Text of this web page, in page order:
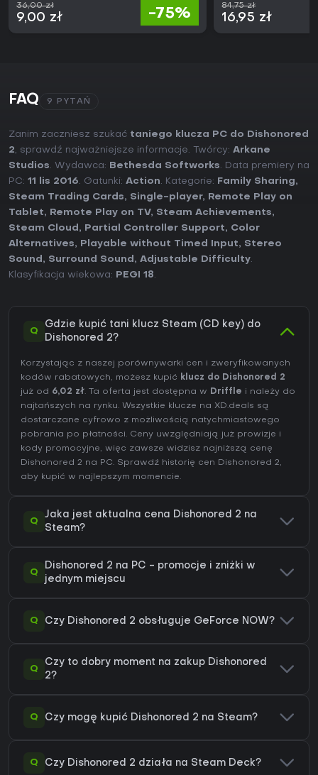
36,00 zł
9,00 zł -75%
84,75 zł
16,95 zł
FAQ 9 PYTAŃ
Zanim zaczniesz szukać taniego klucza PC do Dishonored
2, sprawdź najważniejsze informacje. Twórcy: Arkane
Studios. Wydawca: Bethesda Softworks. Data premiery na
PC: 11 lis 2016. Gatunki: Action. Kategorie: Family Sharing,
Steam Trading Cards, Single-player,
Remote Play on
Tablet, Remote Play on TV, Steam Achievements,
Steam Cloud , Partial Controller Support, Color
Alternatives, Playable without Timed Input, Stereo
Sound , Surround Sound , Adjustable Difficulty.
Klasyfikacja wiekowa:
PEGI 18.
Q
Gdzie kupić tani klucz Steam (CD key) do
Dishonored 2?
Korzystając z naszej porównywarki cen i zweryfikowanych
kodów rabatowych, możesz kupić klucz do Dishonored 2
już od 6,02 zł. Ta oferta jest dostępna w Driffle i należy do
najtańszych na rynku. Wszystkie klucze na XD.deals są
dostarczane cyfrowo z możliwością natychmiastowego
pobrania po płatności. Ceny uwzględniają już prowizje i
kody promocyjne, więc zawsze widzisz najniższą cenę
Dishonored 2 na PC. Sprawdź historię cen Dishonored 2,
aby kupić w najlepszym momencie.
Q
Jaka jest aktualna cena Dishonored 2 na
Steam?
Q
Dishonored 2 na PC - promocje i zniżki w
jednym miejscu
Q Czy Dishonored 2 obsługuje GeForce NOW?
Q
Czy to dobry moment na zakup Dishonored
2?
Q Czy mogę kupić Dishonored 2 na Steam?
Q Czy Dishonored 2 działa na Steam Deck?